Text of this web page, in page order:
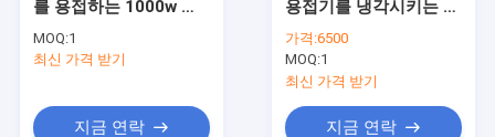
를 용접하는 1000w 새
는 포켓용 광섬유 레이
저
MOQ:1
최신 가격 받기
지금 연락
용접기를 냉각시키는 공
가격:6500
MOQ:1
최신 가격 받기
지금 연락